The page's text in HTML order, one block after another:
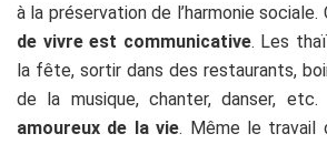
à la préservation de l’harmonie sociale.
de vivre est communicative. Les
la fête, sortir dans des restaurants,
de la musique, chanter, danser, etc.
amoureux de la vie. Même le travail